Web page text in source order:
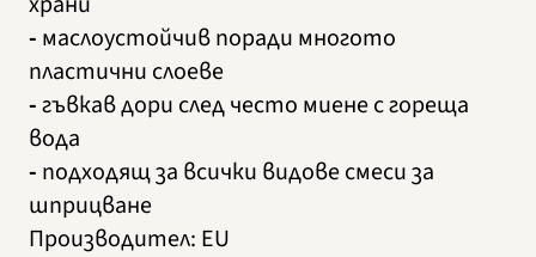
- маслоустойчив поради многото
пластични слоеве
-гъвкав дори след често миене с гореща
вода
- подходящ за всички видове смеси за
шприцване
Производител: EU